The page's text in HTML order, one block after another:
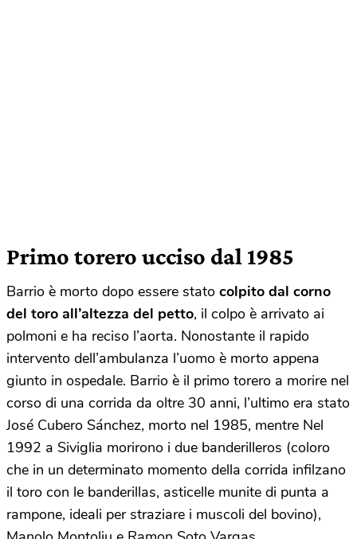
Primo torero ucciso dal 1985
Barrio è morto dopo essere stato colpito dal corno
del toro all’altezza del petto, il colpo è arrivato ai
polmoni e ha reciso l’aorta. Nonostante il rapido
intervento dell’ambulanza l’uomo è morto appena
giunto in ospedale. Barrio è il primo torero a morire nel
corso di una corrida da oltre 30 anni, l’ultimo era stato
José Cubero Sánchez, morto nel 1985, mentre Nel
1992 a Siviglia morirono i due banderilleros (coloro
che in un determinato momento della corrida infilzano
il toro con le banderillas, asticelle munite di punta a
rampone, ideali per straziare i muscoli del bovino),